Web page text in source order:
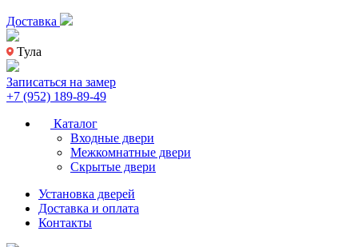
Доставка
Тула
Записаться на замер
+7 (952) 189-89-49
Каталог
Входные двери
Межкомнатные двери
Скрытые двери
Установка дверей
Доставка и оплата
Контакты